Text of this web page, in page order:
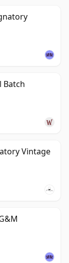
Batch
Vintage